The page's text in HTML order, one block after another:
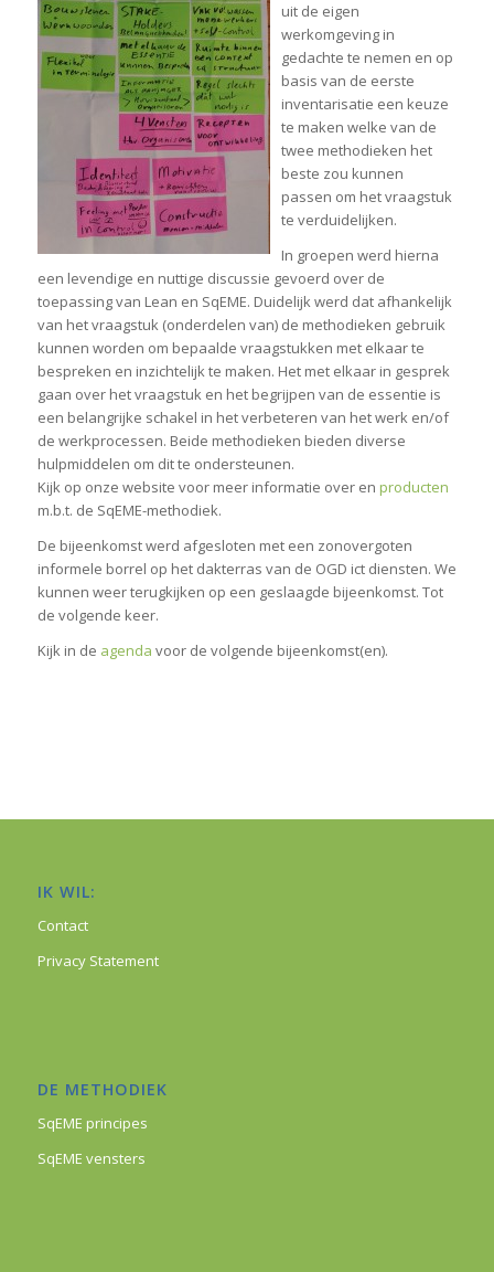
uit de eigen
werkomgeving in
gedachte te nemen en op
basis van de eerste
inventarisatie een keuze
te maken welke van de
twee methodieken het
beste zou kunnen
passen om het vraagstuk
te verduidelijken.
In groepen werd hierna
een levendige en nuttige discussie gevoerd over de
toepassing van Lean en SqEME. Duidelijk werd dat afhankelijk
van het vraagstuk (onderdelen van) de methodieken gebruik
kunnen worden om bepaalde vraagstukken met elkaar te
bespreken en inzichtelijk te maken. Het met elkaar in gesprek
gaan over het vraagstuk en het begrijpen van de essentie is
een belangrijke schakel in het verbeteren van het werk en/of
de werkprocessen. Beide methodieken bieden diverse
hulpmiddelen om dit te ondersteunen.
Kijk op onze website voor meer informatie over en producten
m.b.t. de SqEME-methodiek.
De bijeenkomst werd afgesloten met een zonovergoten
informele borrel op het dakterras van de OGD ict diensten. We
kunnen weer terugkijken op een geslaagde bijeenkomst. Tot
de volgende keer.
Kijk in de agenda voor de volgende bijeenkomst(en).
IK WIL:
Contact
Privacy Statement
DE METHODIEK
SqEME principes
SqEME vensters